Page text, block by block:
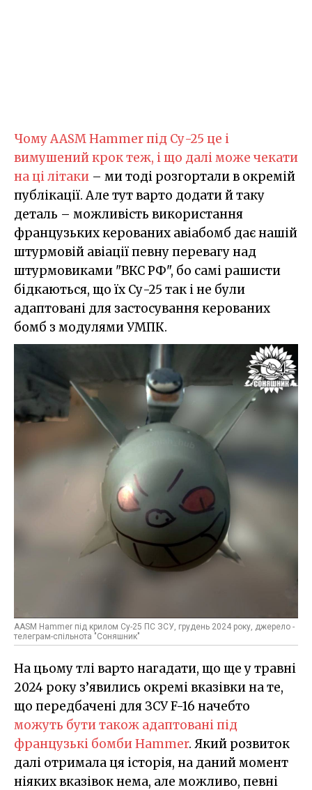
Чому AASM Hammer під Су-25 це і
вимушений крок теж, і що далі може чекати
на ці літаки – ми тоді розгортали в окремій
публікації. Але тут варто додати й таку
деталь – можливість використання
французьких керованих авіабомб дає нашій
штурмовій авіації певну перевагу над
штурмовиками "ВКС РФ", бо самі рашисти
бідкаються, що їх Су-25 так і не були
адаптовані для застосування керованих
бомб з модулями УМПК.
AASM Hammer під крилом Су-25 ПС ЗСУ, грудень 2024 року, джерело -
телеграм-спільнота "Соняшник"
На цьому тлі варто нагадати, що ще у травні
2024 року з’явились окремі вказівки на те,
що передбачені для ЗСУ F-16 начебто
можуть бути також адаптовані під
французькі бомби Hammer. Який розвиток
далі отримала ця історія, на даний момент
ніяких вказівок нема, але можливо, певні